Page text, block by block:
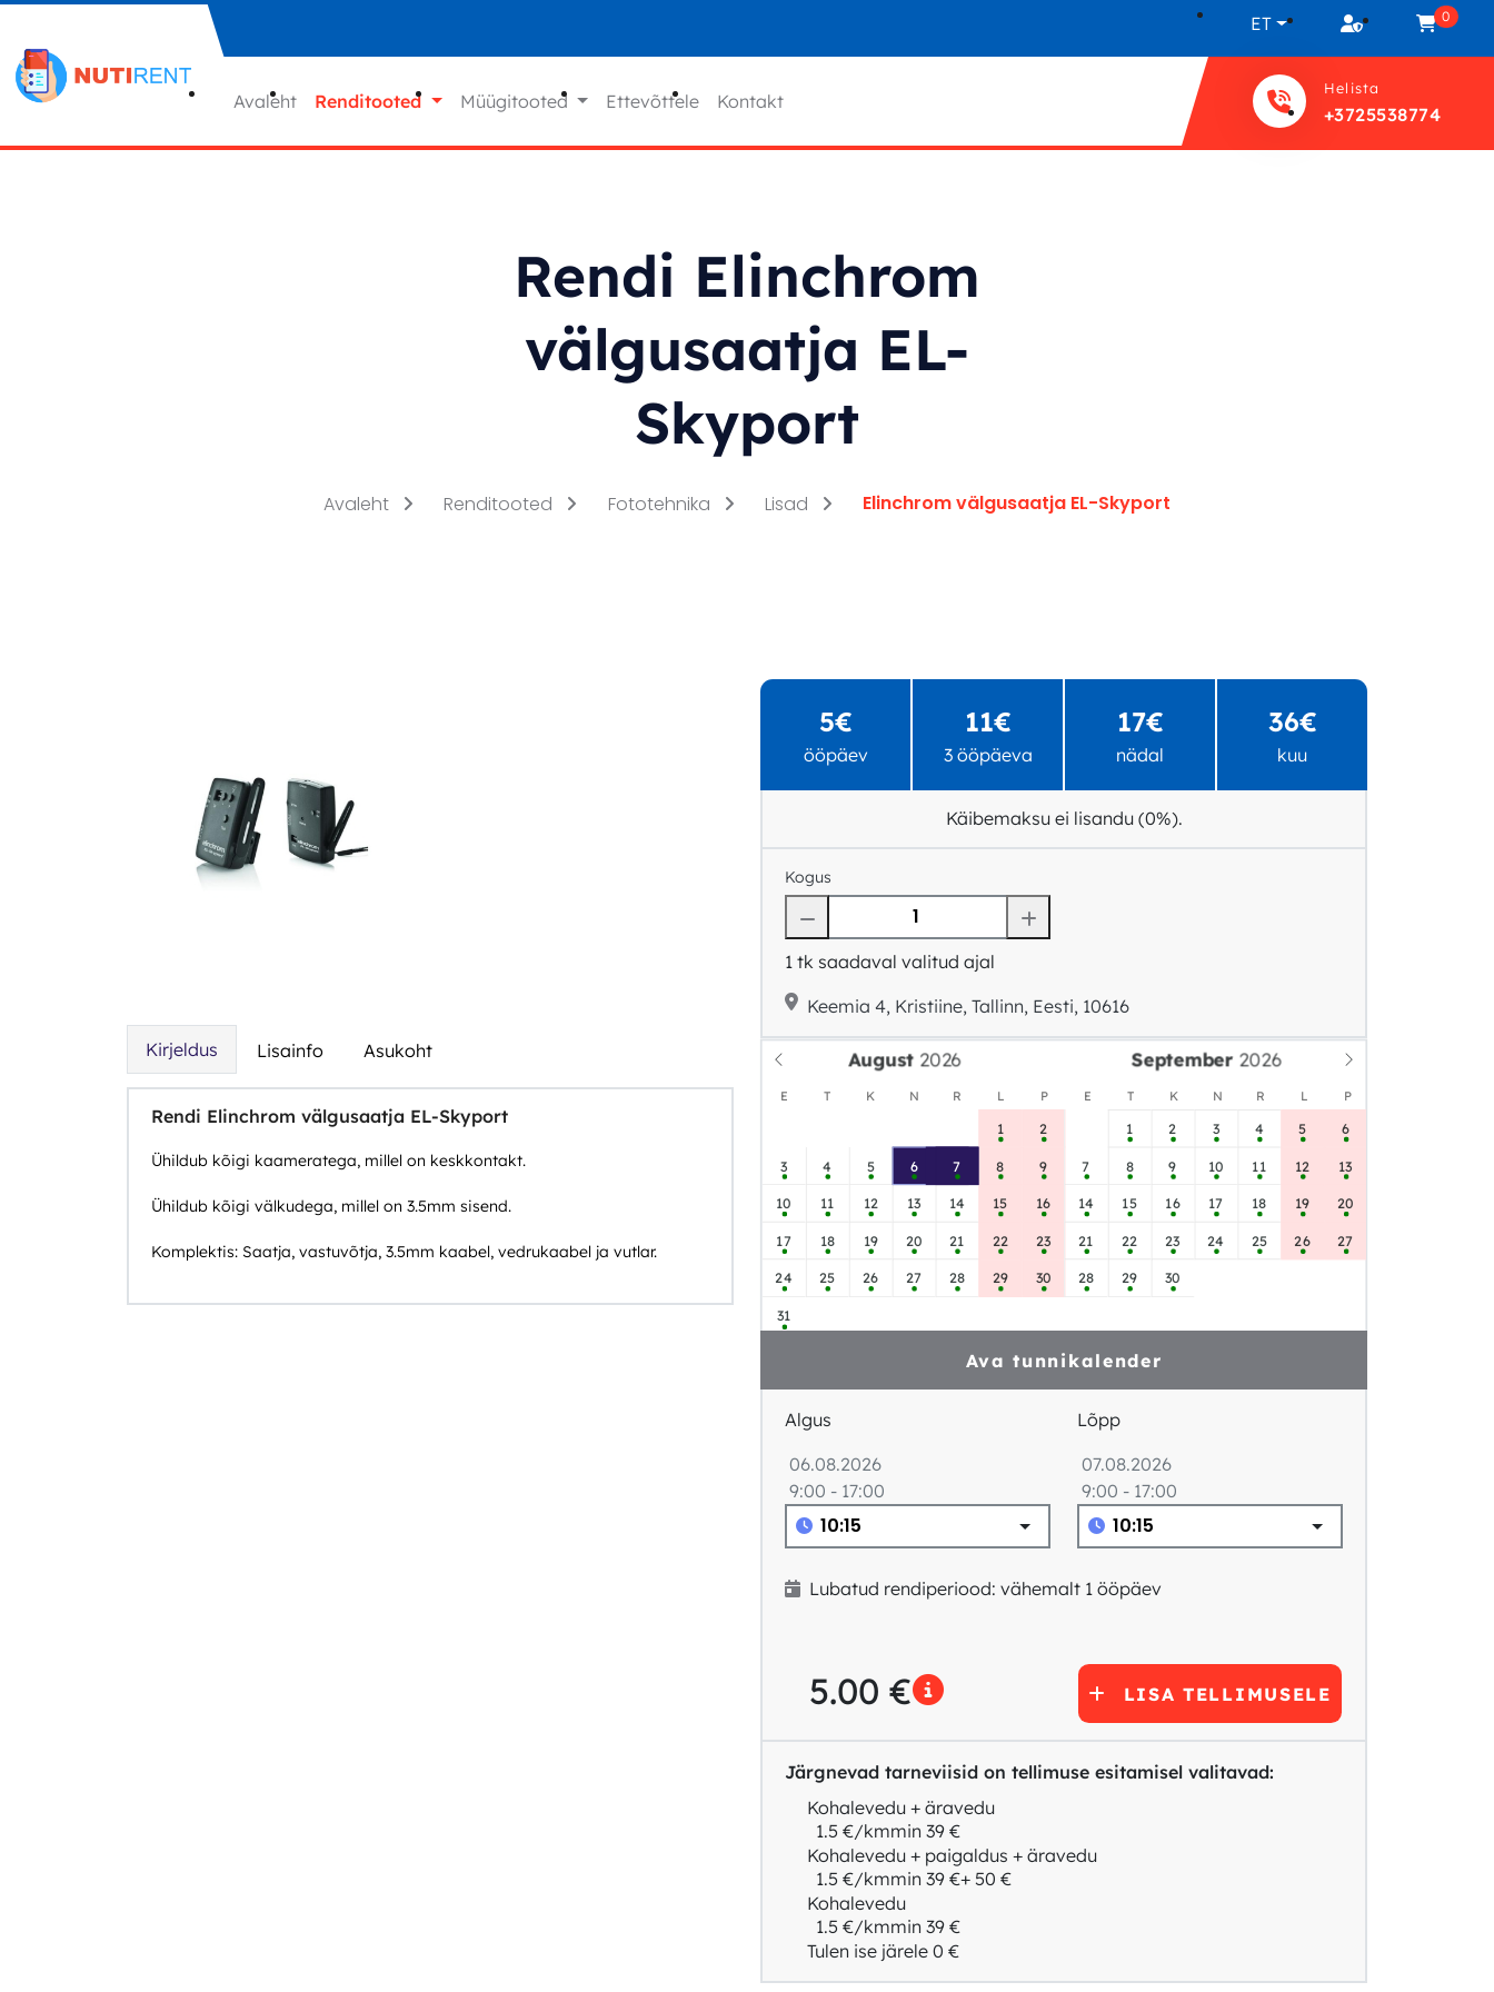
ET 0
Avaleht Renditooted Müügitooted Ettevõttele Kontakt
Helista
+3725538774
Rendi Elinchrom
välgusaatja EL-
Skyport
Avaleht Renditooted Fototehnika Lisad Elinchrom välgusaatja EL-Skyport
Kirjeldus Lisainfo Asukoht
Rendi Elinchrom välgusaatja EL-Skyport
Ühildub kõigi kaameratega, millel on keskkontakt.
Ühildub kõigi välkudega, millel on 3.5mm sisend.
Komplektis: Saatja, vastuvõtja, 3.5mm kaabel, vedrukaabel ja vutlar.
5€
ööpäev
11€
3 ööpäeva
17€
nädal
36€
kuu
Käibemaksu ei lisandu (0%).
Kogus
1 tk saadaval valitud ajal
Keemia 4, Kristiine, Tallinn, Eesti, 10616
August September
E T K N R L P E T K N R L P
1 2
3 4 5 6 7 8 9
10 11 12 13 14 15 16
17 18 19 20 21 22 23
24 25 26 27 28 29 30
31
1 2 3 4 5 6
7 8 9 10 11 12 13
14 15 16 17 18 19 20
21 22 23 24 25 26 27
28 29 30
Ava tunnikalender
Algus
06.08.2026
9:00 - 17:00
Lõpp
07.08.2026
9:00 - 17:00
Lubatud rendiperiood: vähemalt 1 ööpäev
5.00 € LISA TELLIMUSELE
Järgnevad tarneviisid on tellimuse esitamisel valitavad:
Kohalevedu + äravedu
1.5 €/kmmin 39 €
Kohalevedu + paigaldus + äravedu
1.5 €/kmmin 39 €+ 50 €
Kohalevedu
1.5 €/kmmin 39 €
Tulen ise järele 0 €